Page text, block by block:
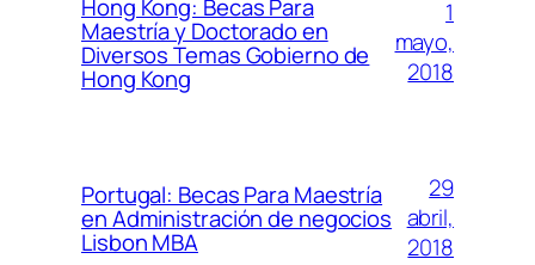
Hong Kong: Becas Para
Maestría y Doctorado en
Diversos Temas Gobierno de
Hong Kong
1
mayo,
2018
Portugal: Becas Para Maestría
en Administración de negocios
Lisbon MBA
29
abril,
2018